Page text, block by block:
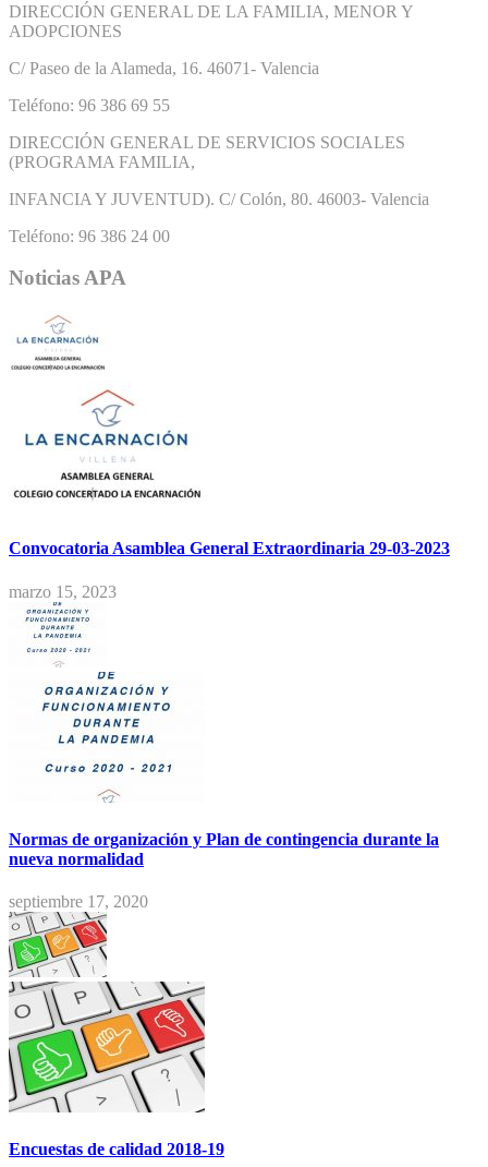
DIRECCIÓN GENERAL DE LA FAMILIA, MENOR Y
ADOPCIONES
C/ Paseo de la Alameda, 16. 46071- Valencia
Teléfono: 96 386 69 55
DIRECCIÓN GENERAL DE SERVICIOS SOCIALES
(PROGRAMA FAMILIA,
INFANCIA Y JUVENTUD). C/ Colón, 80. 46003- Valencia
Teléfono: 96 386 24 00
Noticias APA
Convocatoria Asamblea General Extraordinaria 29-03-2023
marzo 15, 2023
Normas de organización y Plan de contingencia durante la
nueva normalidad
septiembre 17, 2020
Encuestas de calidad 2018-19